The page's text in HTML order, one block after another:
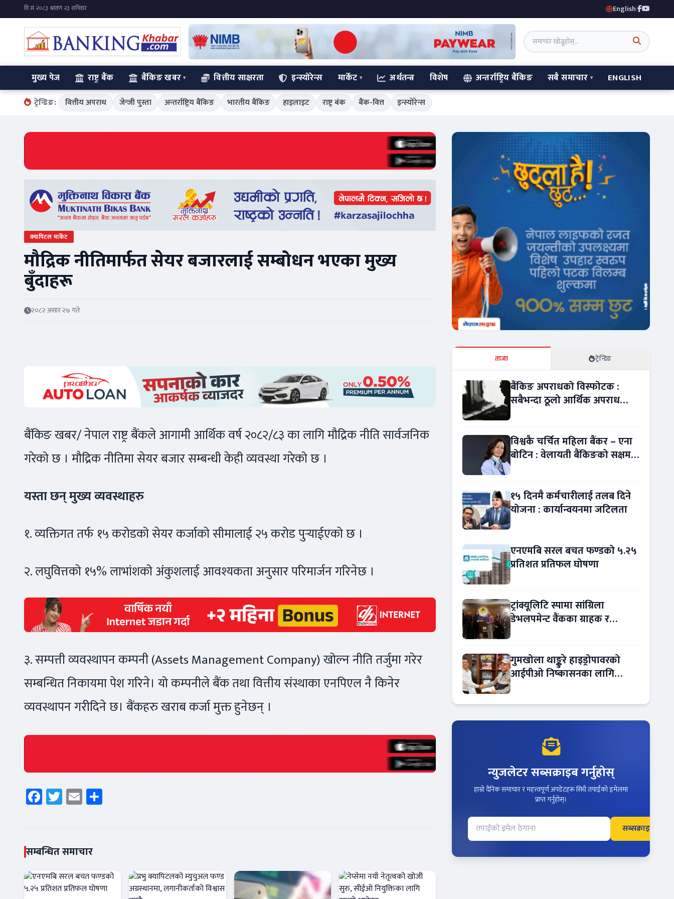
English|
मुख्य पेज राष्ट्र बैंक बैंकिङ खबर वित्तीय साक्षरता इन्स्योरेन्स मार्केट अर्थतन्त्र विशेष अन्तर्राष्ट्रिय बैंकिङ सबै समाचार ENGLISH
ट्रेन्डिङ: वित्तीय अपराध जेन्जी पुस्ता अन्तर्राष्ट्रिय बैंकिङ भारतीय बैंकिङ हाइलाइट राष्ट्र बंक बैंक-वित्त इन्स्योरेन्स
क्यापिटल मार्केट
मौद्रिक नीतिमार्फत सेयर बजारलाई सम्बोधन भएका मुख्य
बुँदाहरू
२०८२ असार २७ गते
बैंकिङ खबर/ नेपाल राष्ट्र बैंकले आगामी आर्थिक वर्ष २०८२/८३ का लागि मौद्रिक नीति सार्वजनिक
गरेको छ । मौद्रिक नीतिमा सेयर बजार सम्बन्धी केही व्यवस्था गरेको छ ।
यस्ता छन् मुख्य व्यवस्थाहरु
१. व्यक्तिगत तर्फ १५ करोडको सेयर कर्जाको सीमालाई २५ करोड पुर्‍याईएको छ ।
२. लघुवित्तको १५% लाभांशको अंकुशलाई आवश्यकता अनुसार परिमार्जन गरिनेछ ।
३. सम्पत्ती व्यवस्थापन कम्पनी (Assets Management Company) खोल्न नीति तर्जुमा गरेर
सम्बन्धित निकायमा पेश गरिने। यो कम्पनीले बैंक तथा वित्तीय संस्थाका एनपिएल नै किनेर
व्यवस्थापन गरीदिने छ। बैंकहरु खराब कर्जा मुक्त हुनेछन् ।
Facebook
Twitter
Email
सम्बन्धित समाचार
ताजा ट्रेन्डिङ
बैंकिङ अपराधको विस्फोटक :
सबैभन्दा ठूलो आर्थिक अपराध
विश्वकै चर्चित महिला बैंकर – एना
बोटिन : वेलायती बैंकिङको सक्षम
१५ दिनमै कर्मचारीलाई तलब दिने
योजना : कार्यान्वयनमा जटिलता
एनएमबि सरल बचत फण्डको ५.२५
प्रतिशत प्रतिफल घोषणा
ट्रांक्यूलिटि स्पामा सांग्रिला
डेभलपमेन्ट वैंकका ग्राहक र
गुमखोला थाङ्कुरे हाइड्रोपावरको
आईपीओ निष्कासनका लागि
न्युजलेटर सब्सक्राइब गर्नुहोस्
हाम्रो दैनिक समाचार र महत्त्वपूर्ण अपडेटहरू सिधै तपाईंको इमेलमा
प्राप्त गर्नुहोस्।
सब्सक्राइब